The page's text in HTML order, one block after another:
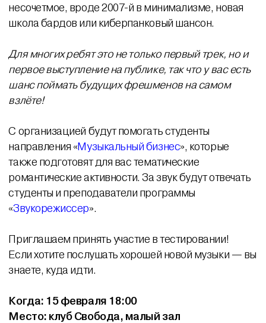
несочетмое, вроде 2007-й в минимализме, новая
школа бардов или киберпанковый шансон.
Для многих ребят это не только первый трек, но и
первое выступление на публике, так что у вас есть
шанс поймать будущих фрешменов на самом
взлёте!
С организацией будут помогать студенты
направления «Музыкальный бизнес», которые
также подготовят для вас тематические
романтические активности. За звук будут отвечать
студенты и преподаватели программы
«Звукорежиссер».
Приглашаем принять участие в тестировании!
Если хотите послушать хорошей новой музыки — вы
знаете, куда идти.
Когда: 15 февраля 18:00
Место: клуб Свобода, малый зал